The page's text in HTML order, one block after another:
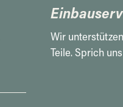
Wir
Teile. Sprich